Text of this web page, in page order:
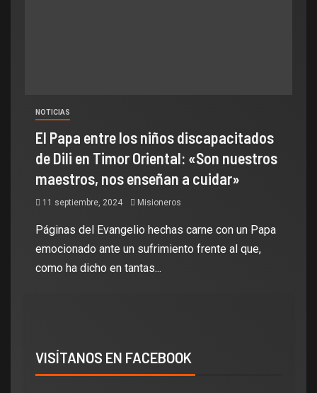
NOTICIAS
El Papa entre los niños discapacitados
de Dili en Timor Oriental: «Son nuestros
maestros, nos enseñan a cuidar»
11 septiembre, 2024 Misioneros
Páginas del Evangelio hechas carne con un Papa
emocionado ante un sufrimiento frente al que,
como ha dicho en tantas...
VISÍTANOS EN FACEBOOK